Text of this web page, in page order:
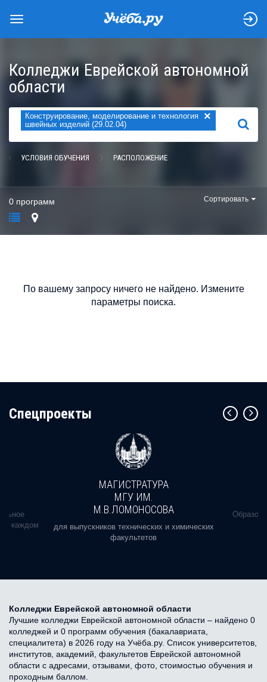
Колледжи Еврейской автономной
области
Конструирование, моделирование и технология
швейных изделий (29.02.04)
×
НАЙТИ
УСЛОВИЯ ОБУЧЕНИЯ РАСПОЛОЖЕНИЕ
0 программ Сортировать
По вашему запросу ничего не найдено. Измените
параметры поиска.
Cпецпроекты
в каждом
МАГИСТРАТУРА
МГУ ИМ.
М.В.ЛОМОНОСОВА
для выпускников технических и химических
факультетов
Колледжи Еврейской автономной области
Лучшие колледжи Еврейской автономной области – найдено 0
колледжей и 0 программ обучения (бакалавриата,
специалитета) в 2026 году на Учёба.ру. Список университетов,
институтов, академий, факультетов Еврейской автономной
области с адресами, отзывами, фото, стоимостью обучения и
проходным баллом.